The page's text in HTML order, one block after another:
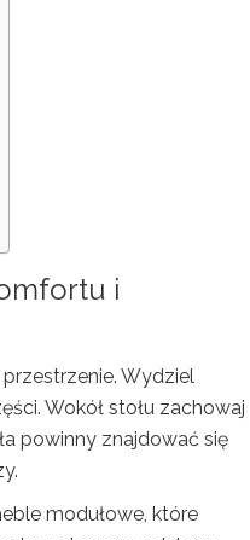
i
Wydziel
Wokół stołu zachowaj
powinny znajdować się
modułowe, które